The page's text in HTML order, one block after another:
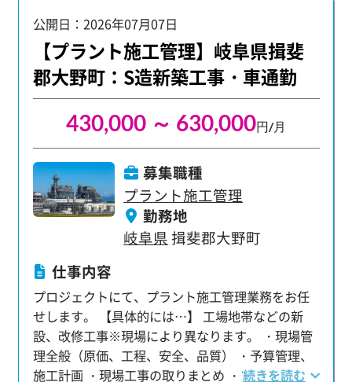
業務上のトラブルや課題がないかを確認。 困りご
とがあればすぐに相談できる環境を整え、安心し
て業務に集中できるようフォローしています。
公開日：2026年07月07日
【プラント施工管理】岐阜県揖斐
郡大野町：S造新築工事・車通勤
430,000 ～ 630,000円/月
募集職種
プラント施工管理
勤務地
岐阜県揖斐郡大野町
仕事内容
プロジェクトにて、プラント施工管理業務をお任
せします。 【具体的には…】 工場地帯などの新
設、改修工事※現場により異なります。 ・現場管
理全般（原価、工程、安全、品質） ・予算管理、
施工計画 ・現場工事の取りまとめ ・プラント設計
続きを読む